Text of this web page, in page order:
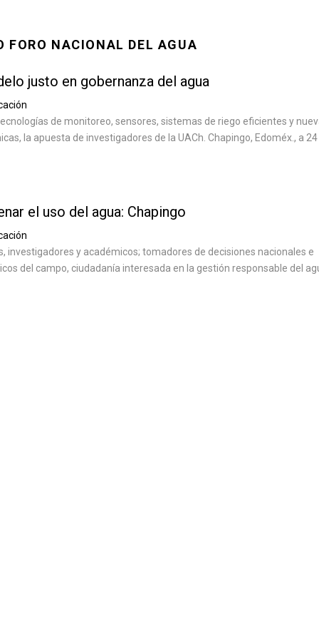
FORO NACIONAL DEL AGUA
justo en gobernanza del agua
de monitoreo, sensores, sistemas de riego eficientes y
la apuesta de investigadores de la UACh. Chapingo, Edoméx., a
el uso del agua: Chapingo
investigadores y académicos; tomadores de decisiones nacionales e
del campo, ciudadanía interesada en la gestión responsable del